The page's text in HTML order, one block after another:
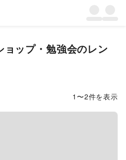
ョップ・勉強会のレン
1 〜2件を表示